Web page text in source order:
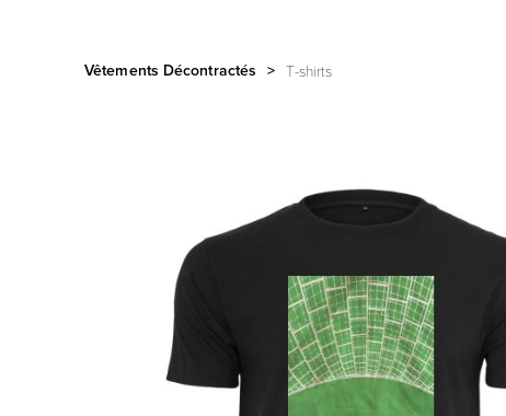
Vêtements Décontractés > T-shirts